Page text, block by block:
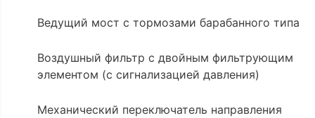
Ведущий мост с тормозами барабанного типа
Воздушный фильтр с двойным фильтрующим
элементом (с сигнализацией давления)
Механический переключатель направления